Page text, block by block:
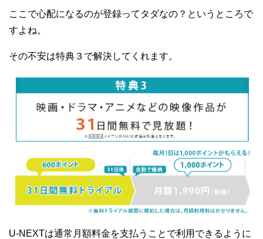
ここで心配になるのが登録ってタダなの？というところで
すよね。
その不安は特典３で解決してくれます。
U-NEXTは通常月額料金を支払うことで利用できるように